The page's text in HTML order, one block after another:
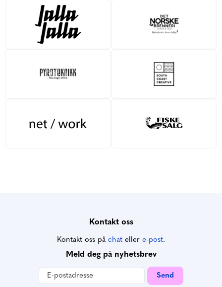
Kontakt oss
Kontakt oss på chat eller e-post.
Meld deg på nyhetsbrev